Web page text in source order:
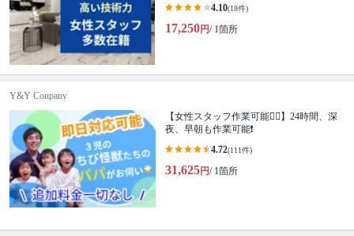
4.10(18件)
17,250円/ 1箇所
Y&Y Conpany
【女性スタッフ作業可能🙆‍♀️】24時間、深
夜、早朝も作業可能❗️
4.72(111件)
31,625円/ 1箇所